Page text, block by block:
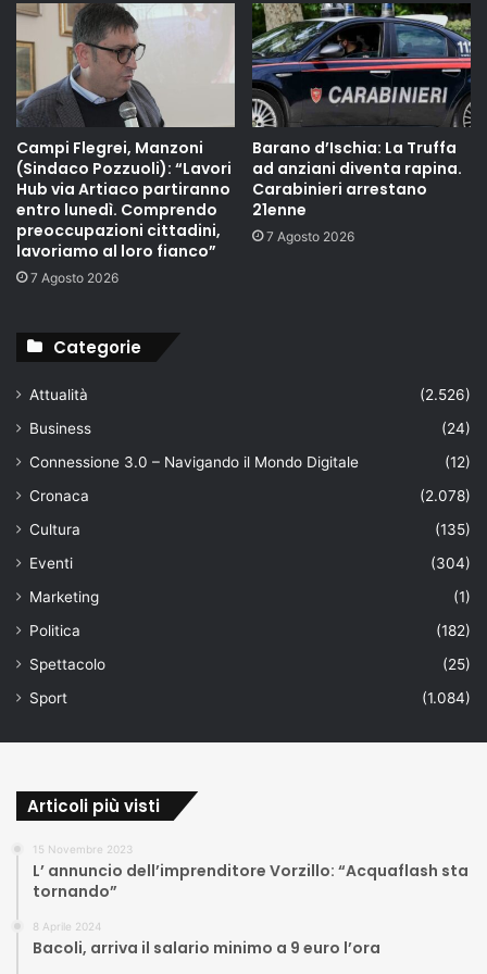
Campi Flegrei, Manzoni
(Sindaco Pozzuoli): “Lavori
Hub via Artiaco partiranno
entro lunedì. Comprendo
preoccupazioni cittadini,
lavoriamo al loro fianco”
7 Agosto 2026
Barano d’Ischia: La Truffa
ad anziani diventa rapina.
Carabinieri arrestano
21enne
7 Agosto 2026
Categorie
Attualità
(2.526)
Business
(24)
Connessione 3.0 – Navigando il Mondo Digitale
(12)
Cronaca
(2.078)
Cultura
(135)
Eventi
(304)
Marketing
(1)
Politica
(182)
Spettacolo
(25)
Sport
(1.084)
Articoli più visti
15 Novembre 2023
L’ annuncio dell’imprenditore Vorzillo: “Acquaflash sta
tornando”
8 Aprile 2024
Bacoli, arriva il salario minimo a 9 euro l’ora